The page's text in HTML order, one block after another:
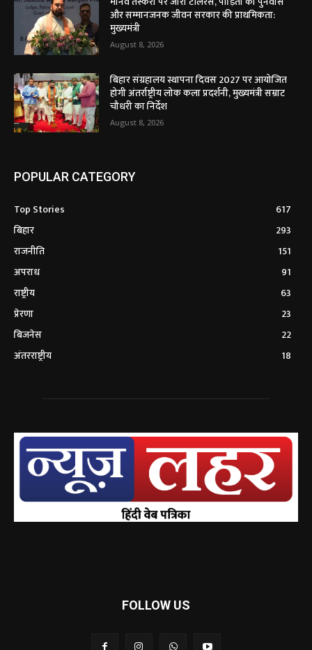
और सम्मानजनक जीवन सरकार की प्राथमिकता:
मुख्यमंत्री
August 8, 2026
बिहार संग्रहालय स्थापना दिवस 2027 पर आयोजित
होगी अंतर्राष्ट्रीय लोक कला प्रदर्शनी, मुख्यमंत्री सम्राट
चौधरी का निर्देश
August 8, 2026
POPULAR CATEGORY
Top Stories
617
बिहार
293
राजनीति
151
अपराध
91
राष्ट्रीय
63
प्रेरणा
23
बिजनेस
22
अंतरराष्ट्रीय
18
FOLLOW US